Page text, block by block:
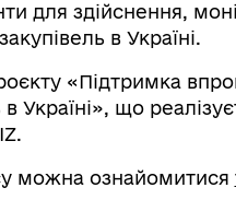
для здійснення,
в Україні.
«Підтримка
Україні», що
можна ознайомитися